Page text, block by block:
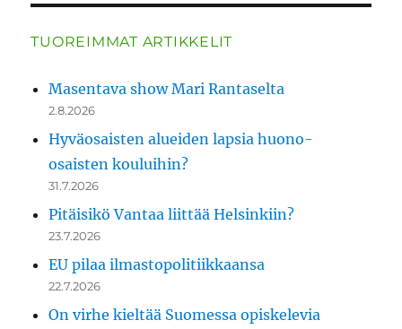
TUOREIMMAT ARTIKKELIT
Masentava show Mari Rantaselta
2.8.2026
Hyväosaisten alueiden lapsia huono-
osaisten kouluihin?
31.7.2026
Pitäisikö Vantaa liittää Helsinkiin?
23.7.2026
EU pilaa ilmastopolitiikkaansa
22.7.2026
On virhe kieltää Suomessa opiskelevia